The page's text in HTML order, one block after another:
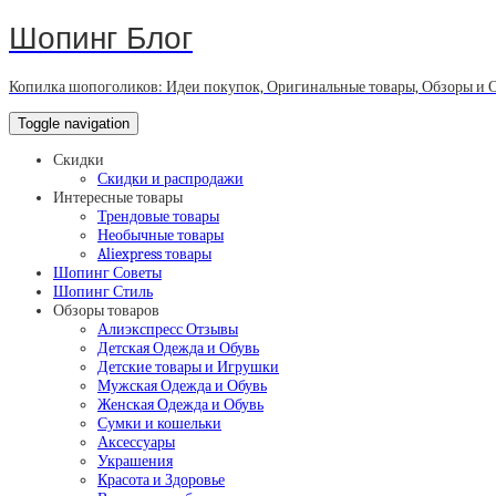
Шопинг Блог
Копилка шопоголиков: Идеи покупок, Оригинальные товары, Обзоры и
Toggle navigation
Скидки
Скидки и распродажи
Интересные товары
Трендовые товары
Необычные товары
Aliexpress товары
Шопинг Советы
Шопинг Стиль
Обзоры товаров
Алиэкспресс Отзывы
Детская Одежда и Обувь
Детские товары и Игрушки
Мужская Одежда и Обувь
Женская Одежда и Обувь
Сумки и кошельки
Аксессуары
Украшения
Красота и Здоровье